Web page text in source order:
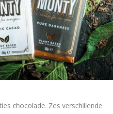
chocolade. Zes verschillende